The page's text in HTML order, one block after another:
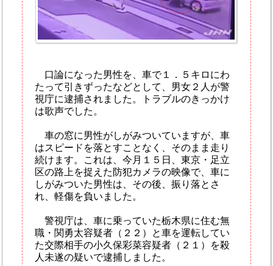
口論になった男性を、車で１．５キロにわ
たって引きずったなどとして、男女２人が警
視庁に逮捕されました。トラブルのきっかけ
は歌声でした。
車の窓に男性がしがみついていますが、車
はスピードを落とすことなく、そのまま走り
続けます。これは、今月１５日、東京・足立
区の路上を捉えた防犯カメラの映像で、車に
しがみついた男性は、その後、振り落とさ
れ、軽傷を負いました。
警視庁は、車に乗っていた栃木県に住む無
職・関勇太容疑者（２２）と車を運転してい
た交際相手の小久保彩菜容疑者（２１）を殺
人未遂の疑いで逮捕しました。